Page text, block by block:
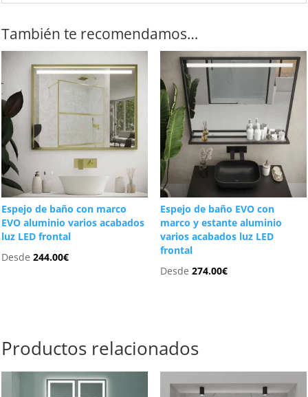
También te recomendamos…
Espejo de baño con marco
EVO aluminio varios acabados
luz LED frontal
Desde244.00€
Espejo de baño EVO con
marco y estante aluminio
varios acabados luz LED
frontal
Desde 274.00€
Productos relacionados